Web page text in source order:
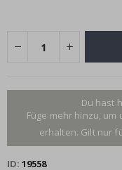
Du hast
Füge mehr hinzu,
erhalten. Gilt nur
ID 19558